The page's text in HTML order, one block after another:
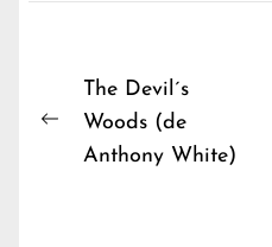
Navegación
de
entradas
Previous
The Devil´s
Woods (de
Anthony White)